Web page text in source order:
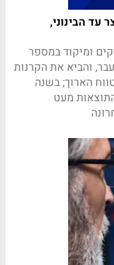
עד הבינוני,
ומיקוד במספר
והביא את הקרנות
הארוך; בשנה
מעט